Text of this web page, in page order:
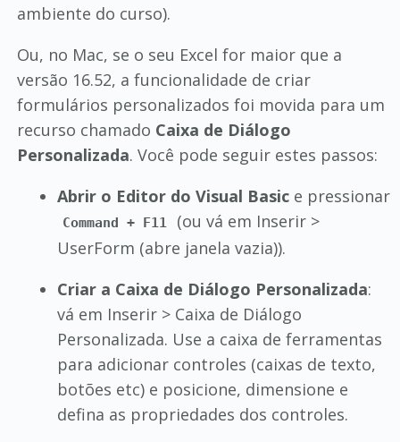
ambiente do curso).
Ou, no Mac, se o seu Excel for maior que a
versão 16.52, a funcionalidade de criar
formulários personalizados foi movida para um
recurso chamado Caixa de Diálogo
Personalizada. Você pode seguir estes passos:
Abrir o Editor do Visual Basice pressionar
Command + F11
(ou vá em Inserir >
UserForm (abre janela vazia)).
Criar a Caixa de Diálogo Personalizada:
vá em Inserir > Caixa de Diálogo
Personalizada. Use a caixa de ferramentas
para adicionar controles (caixas de texto,
botões etc) e posicione, dimensione e
defina as propriedades dos controles.